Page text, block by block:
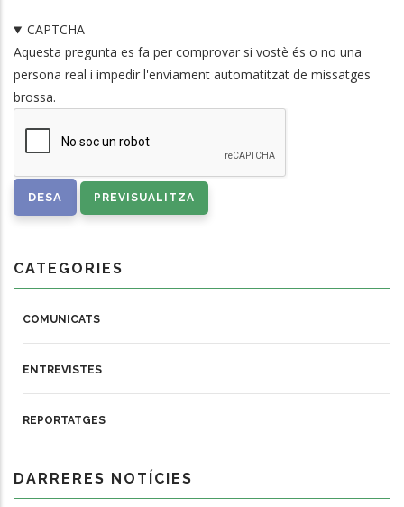
CAPTCHA
Aquesta pregunta es fa per comprovar si vostè és o no una
persona real i impedir l'enviament automatitzat de missatges
brossa.
CATEGORIES
COMUNICATS
ENTREVISTES
REPORTATGES
DARRERES NOTÍCIES